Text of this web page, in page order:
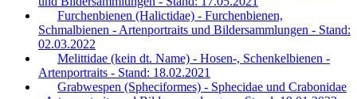
Furchenbienen (Halictidae) - Furchenbienen,
Schmalbienen - Artenportraits und Bildersammlungen - Stand:
02.03.2022
Melittidae (kein dt. Name) - Hosen-, Schenkelbienen -
Artenportraits - Stand: 18.02.2021
Grabwespen (Spheciformes) - Sphecidae und Crabonidae